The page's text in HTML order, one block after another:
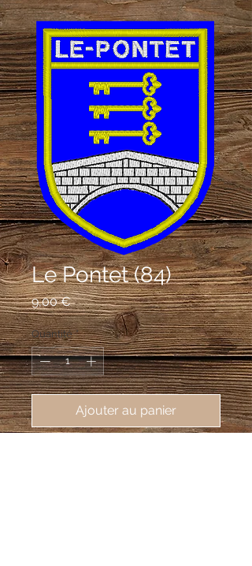
Le Pontet (84)
9,00 €Prix
Quantité *
Ajouter au panier